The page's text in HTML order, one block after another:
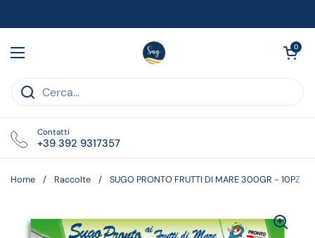
Apri menu
Apri carrello
0
Contatti
+39 392 9317357
Home / Raccolte / SUGO PRONTO FRUTTI DI MARE 300GR - 10PZ